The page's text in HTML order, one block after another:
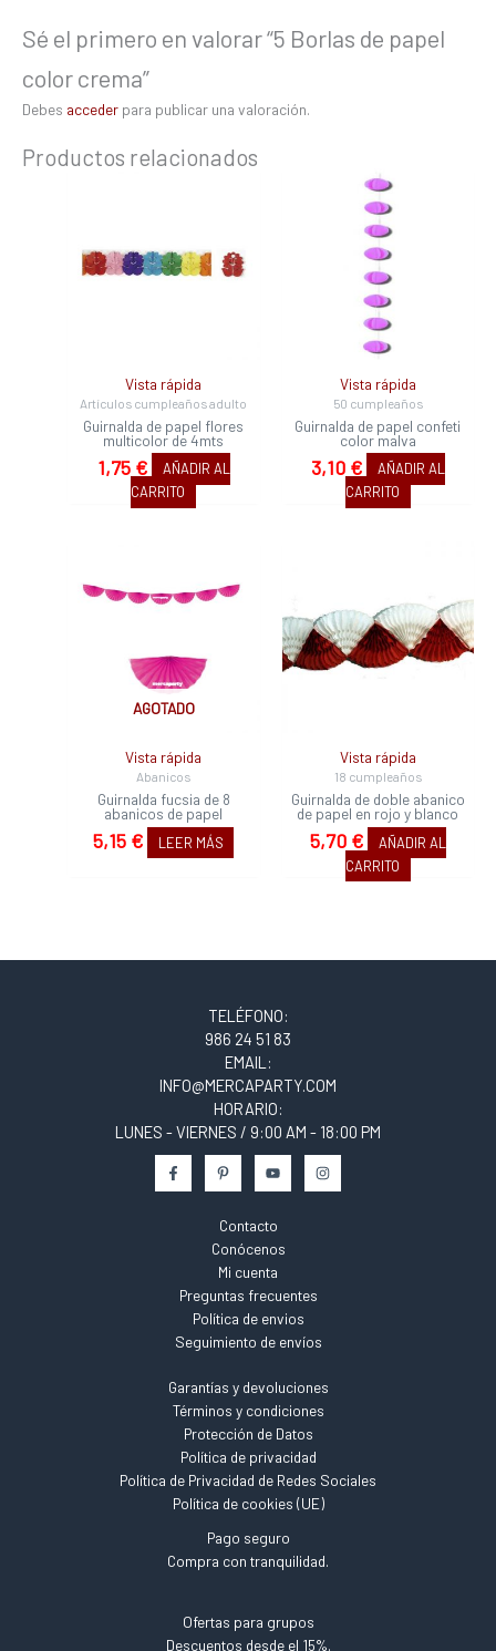
Sé el primero en valorar “5 Borlas de papel
color crema”
Debes acceder para publicar una valoración.
Productos relacionados
Vista rápida
Artículos cumpleaños adulto
Guirnalda de papel flores
multicolor de 4mts
1,75 €
AÑADIR AL
CARRITO
Vista rápida
50 cumpleaños
Guirnalda de papel confeti
color malva
3,10 €
AÑADIR AL
CARRITO
AGOTADO
Vista rápida
Abanicos
Guirnalda fucsia de 8
abanicos de papel
5,15 € LEER MÁS
Vista rápida
18 cumpleaños
Guirnalda de doble abanico
de papel en rojo y blanco
5,70 €
AÑADIR AL
CARRITO
TELÉFONO:
986 24 51 83
EMAIL:
INFO@MERCAPARTY.COM
HORARIO:
LUNES - VIERNES / 9:00 AM - 18:00 PM
Contacto
Conócenos
Mi cuenta
Preguntas frecuentes
Política de envios
Seguimiento de envíos
Garantías y devoluciones
Términos y condiciones
Protección de Datos
Política de privacidad
Política de Privacidad de Redes Sociales
Política de cookies (UE)
Pago seguro
Compra con tranquilidad.
Ofertas para grupos
Descuentos desde el 15%.